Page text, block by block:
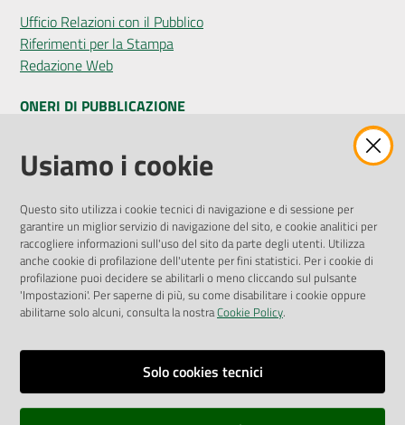
Ufficio Relazioni con il Pubblico
Riferimenti per la Stampa
Redazione Web
ONERI DI PUBBLICAZIONE
Amministrazione Trasparente
Pubblicità legale
Privacy Policy
Attuazione Misure PNRR
Liste di Attesa
ENTI, IMPRESE E PARTNER
Fatturazione Elettronica
Richiesta Patrocinio
Usiamo i cookie
Questo sito utilizza i cookie tecnici di navigazione e di sessione per
garantire un miglior servizio di navigazione del sito, e cookie analitici per
raccogliere informazioni sull'uso del sito da parte degli utenti. Utilizza
anche cookie di profilazione dell'utente per fini statistici. Per i cookie di
profilazione puoi decidere se abilitarli o meno cliccando sul pulsante
'Impostazioni'. Per saperne di più, su come disabilitare i cookie oppure
abilitarne solo alcuni, consulta la nostraCookie Policy.
Solo cookies tecnici